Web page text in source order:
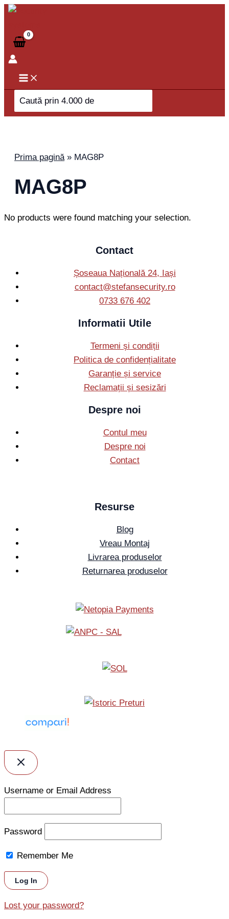
Skip
content
Search
for:
Prima pagină» MAG8P
MAG8P
No products were found matching your selection.
Contact
Șoseaua Națională 24, Iași
contact@stefansecurity.ro
0733 676 402
Informatii Utile
Termeni și condiții
Politica de confidențialitate
Garanție și service
Reclamații și sesizări
Despre noi
Contul meu
Despre noi
Contact
Resurse
Blog
Vreau Montaj
Livrarea produselor
Returnarea produselor
Username or Email Address
Password
Remember Me
Lost your password?